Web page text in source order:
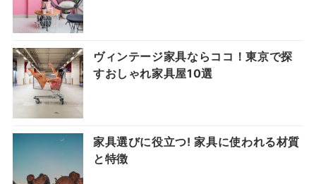
ヴィンテージ家具ならココ！東京で探
すおしゃれ家具屋10選
家具選びに役立つ! 家具に使われる材質
と特徴